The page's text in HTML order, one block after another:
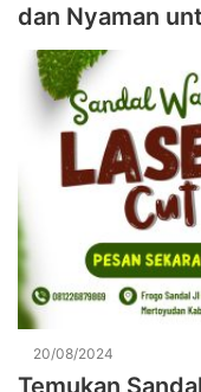
dan Nyaman
20/08/2024
Temukan